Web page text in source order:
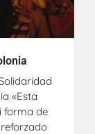
«Esta
forma de